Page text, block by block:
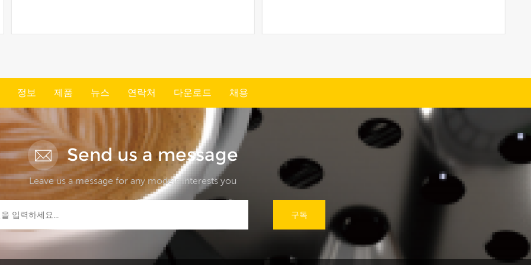
정보 제품 뉴스 연락처 다운로드 채용
Send us a message
Leave us a message for any models interests you
구독